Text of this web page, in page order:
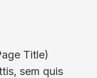
Title)
sem quis